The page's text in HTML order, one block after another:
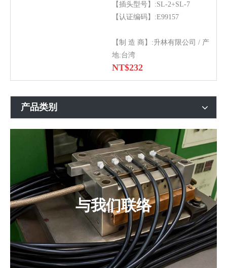
【插头型号】:SL-2+SL-7
【认证编码】:E99157
【制 造 商】:升林有限公司 / 产
地:台湾
NT$232
产品类别
与我们联络